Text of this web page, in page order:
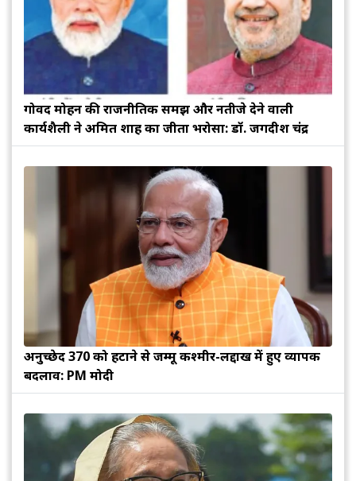
गोविंद मोहन की राजनीतिक समझ और नतीजे देने वाली
कार्यशैली ने अमित शाह का जीता भरोसा: डॉ. जगदीश चंद्र
अनुच्छेद 370 को हटाने से जम्मू कश्मीर-लद्दाख में हुए व्यापक
बदलाव: PM मोदी